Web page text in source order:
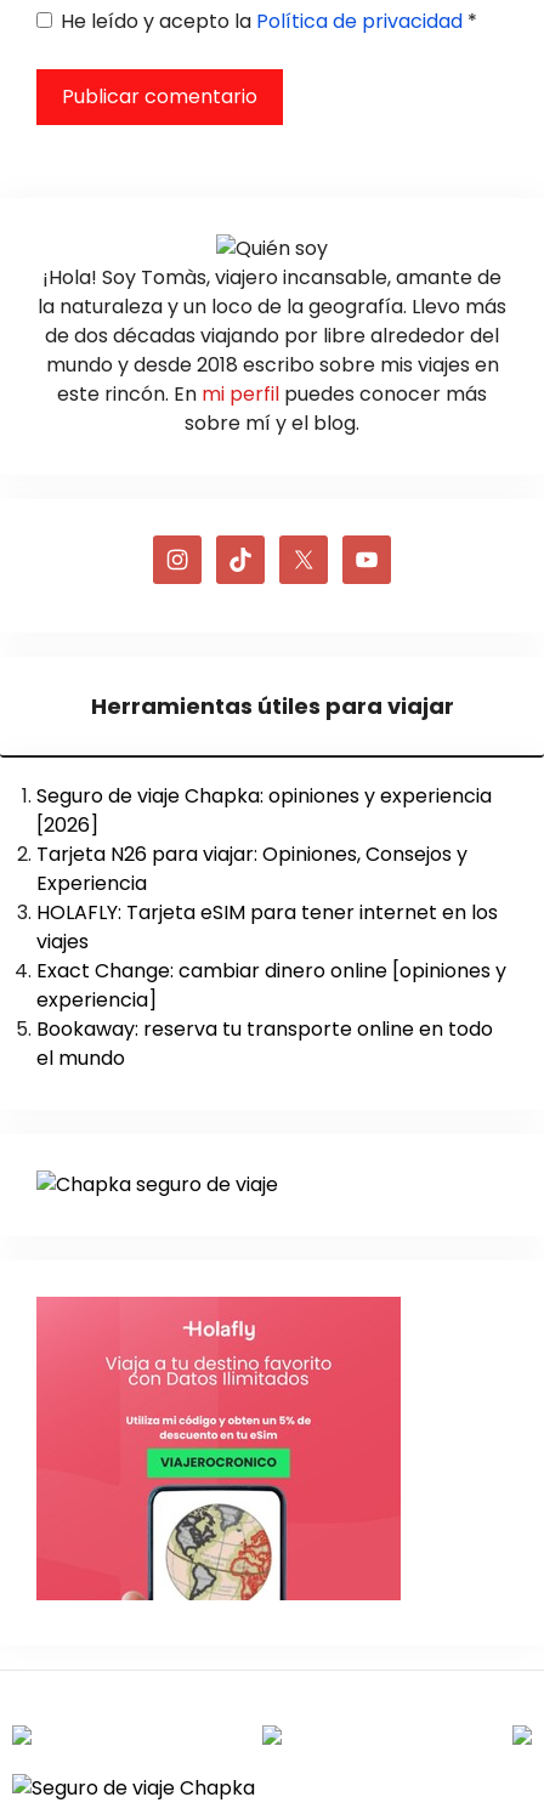
He leído y acepto la Política de privacidad *
¡Hola! Soy Tomàs, viajero incansable, amante de
la naturaleza y un loco de la geografía. Llevo más
de dos décadas viajando por libre alrededor del
mundo y desde 2018 escribo sobre mis viajes en
este rincón. En mi perfil puedes conocer más
sobre mí y el blog.
Herramientas útiles para viajar
Seguro de viaje Chapka: opiniones y experiencia
[2026]
Tarjeta N26 para viajar: Opiniones, Consejos y
Experiencia
HOLAFLY: Tarjeta eSIM para tener internet en los
viajes
Exact Change: cambiar dinero online [opiniones y
experiencia]
Bookaway: reserva tu transporte online en todo
el mundo